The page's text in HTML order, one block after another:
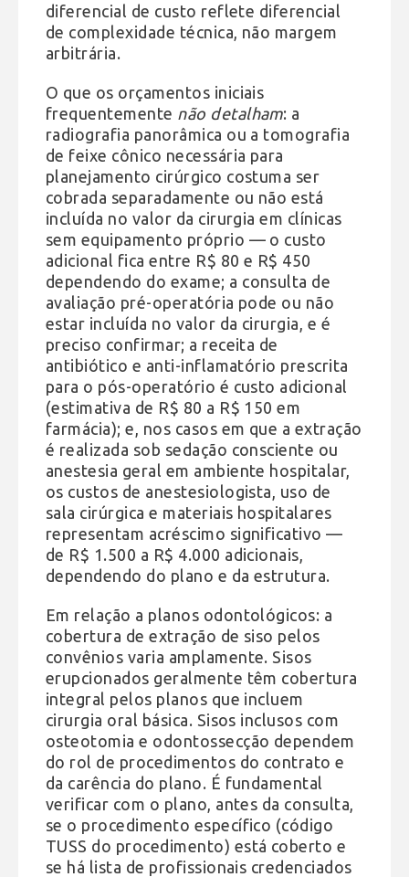
diferencial de custo reflete diferencial
de complexidade técnica, não margem
arbitrária.
O que os orçamentos iniciais
frequentemente não detalham: a
radiografia panorâmica ou a tomografia
de feixe cônico necessária para
planejamento cirúrgico costuma ser
cobrada separadamente ou não está
incluída no valor da cirurgia em clínicas
sem equipamento próprio — o custo
adicional fica entre R$ 80 e R$ 450
dependendo do exame; a consulta de
avaliação pré-operatória pode ou não
estar incluída no valor da cirurgia, e é
preciso confirmar; a receita de
antibiótico e anti-inflamatório prescrita
para o pós-operatório é custo adicional
(estimativa de R$ 80 a R$ 150 em
farmácia); e, nos casos em que a extração
é realizada sob sedação consciente ou
anestesia geral em ambiente hospitalar,
os custos de anestesiologista, uso de
sala cirúrgica e materiais hospitalares
representam acréscimo significativo —
de R$ 1.500 a R$ 4.000 adicionais,
dependendo do plano e da estrutura.
Em relação a planos odontológicos: a
cobertura de extração de siso pelos
convênios varia amplamente. Sisos
erupcionados geralmente têm cobertura
integral pelos planos que incluem
cirurgia oral básica. Sisos inclusos com
osteotomia e odontossecção dependem
do rol de procedimentos do contrato e
da carência do plano. É fundamental
verificar com o plano, antes da consulta,
se o procedimento específico (código
TUSS do procedimento) está coberto e
se há lista de profissionais credenciados